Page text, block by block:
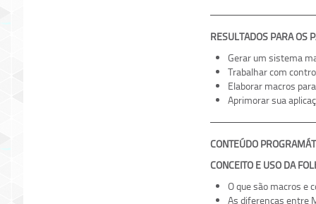
RESULTADOS PARA OS
Gerar um sistema
Trabalhar com
Elaborar macros
Aprimorar sua
CONTEÚDO
CONCEITO E USO DA
O que são macros e
As diferenças entre